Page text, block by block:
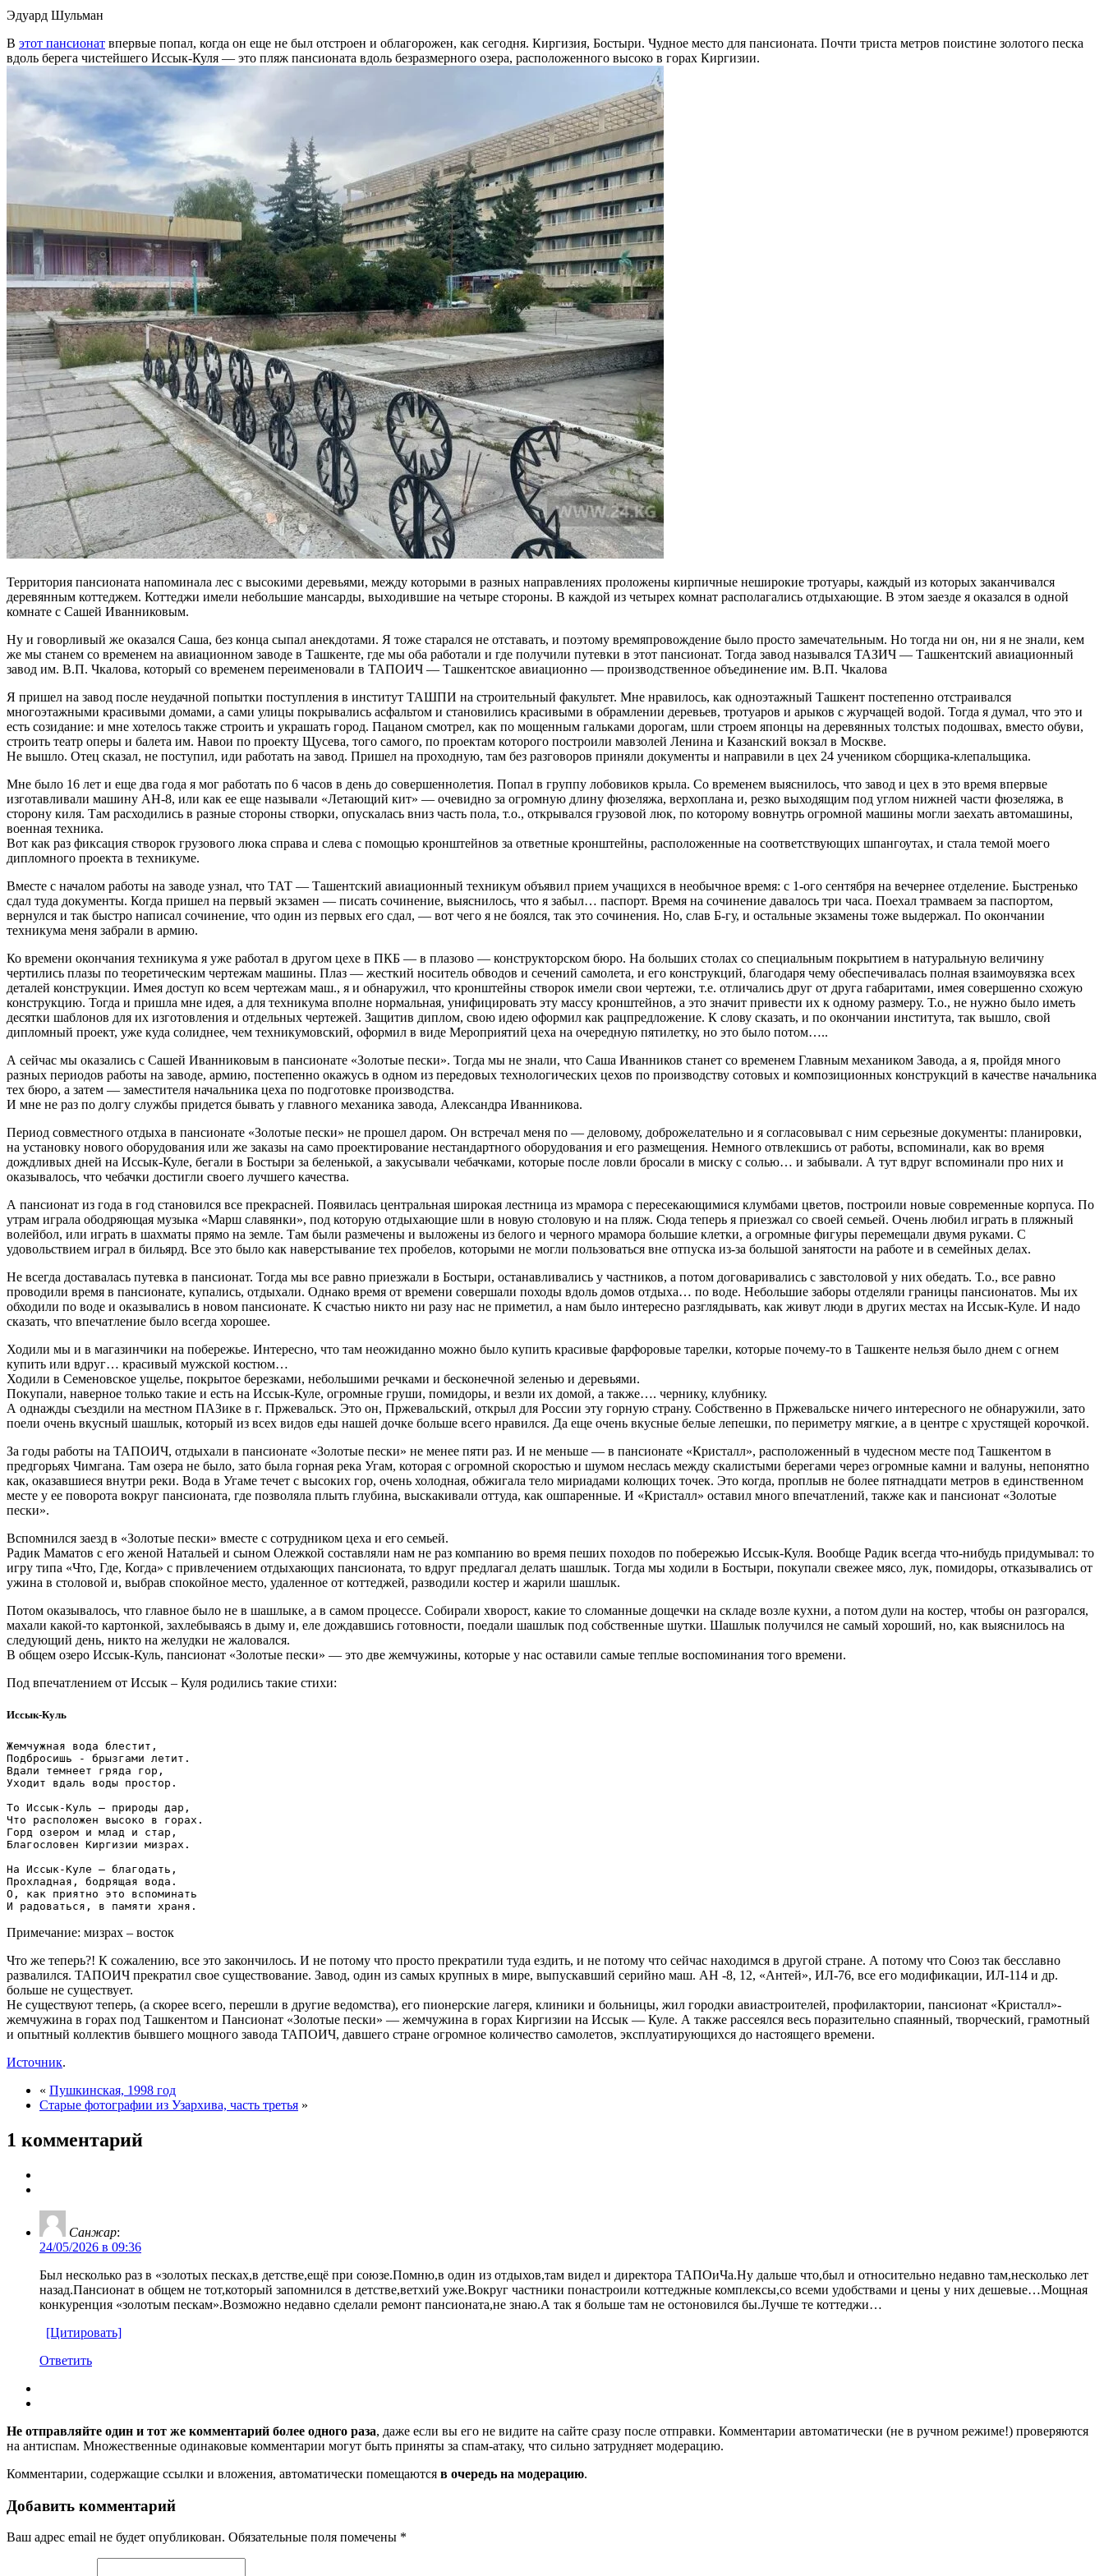
Эдуард Шульман
В этот пансионат впервые попал, когда он еще не был отстроен и облагорожен, как сегодня. Киргизия, Бостыри. Чудное место для пансионата. Почти триста метров поистине золотого песка
вдоль берега чистейшего Иссык-Куля — это пляж пансионата вдоль безразмерного озера, расположенного высоко в горах Киргизии.
Территория пансионата напоминала лес с высокими деревьями, между которыми в разных направлениях проложены кирпичные неширокие тротуары, каждый из которых заканчивался
деревянным коттеджем. Коттеджи имели небольшие мансарды, выходившие на четыре стороны. В каждой из четырех комнат располагались отдыхающие. В этом заезде я оказался в одной
комнате с Сашей Иванниковым.
Ну и говорливый же оказался Саша, без конца сыпал анекдотами. Я тоже старался не отставать, и поэтому времяпровождение было просто замечательным. Но тогда ни он, ни я не знали, кем
же мы станем со временем на авиационном заводе в Ташкенте, где мы оба работали и где получили путевки в этот пансионат. Тогда завод назывался ТАЗИЧ — Ташкентский авиационный
завод им. В.П. Чкалова, который со временем переименовали в ТАПОИЧ — Ташкентское авиационно — производственное объединение им. В.П. Чкалова
Я пришел на завод после неудачной попытки поступления в институт ТАШПИ на строительный факультет. Мне нравилось, как одноэтажный Ташкент постепенно отстраивался
многоэтажными красивыми домами, а сами улицы покрывались асфальтом и становились красивыми в обрамлении деревьев, тротуаров и арыков с журчащей водой. Тогда я думал, что это и
есть созидание: и мне хотелось также строить и украшать город. Пацаном смотрел, как по мощенным гальками дорогам, шли строем японцы на деревянных толстых подошвах, вместо обуви,
строить театр оперы и балета им. Навои по проекту Щусева, того самого, по проектам которого построили мавзолей Ленина и Казанский вокзал в Москве.
Не вышло. Отец сказал, не поступил, иди работать на завод. Пришел на проходную, там без разговоров приняли документы и направили в цех 24 учеником сборщика-клепальщика.
Мне было 16 лет и еще два года я мог работать по 6 часов в день до совершеннолетия. Попал в группу лобовиков крыла. Со временем выяснилось, что завод и цех в это время впервые
изготавливали машину АН-8, или как ее еще называли «Летающий кит» — очевидно за огромную длину фюзеляжа, верхоплана и, резко выходящим под углом нижней части фюзеляжа, в
сторону киля. Там расходились в разные стороны створки, опускалась вниз часть пола, т.о., открывался грузовой люк, по которому вовнутрь огромной машины могли заехать автомашины,
военная техника.
Вот как раз фиксация створок грузового люка справа и слева с помощью кронштейнов за ответные кронштейны, расположенные на соответствующих шпангоутах, и стала темой моего
дипломного проекта в техникуме.
Вместе с началом работы на заводе узнал, что ТАТ — Ташентский авиационный техникум объявил прием учащихся в необычное время: с 1-ого сентября на вечернее отделение. Быстренько
сдал туда документы. Когда пришел на первый экзамен — писать сочинение, выяснилось, что я забыл… паспорт. Время на сочинение давалось три часа. Поехал трамваем за паспортом,
вернулся и так быстро написал сочинение, что один из первых его сдал, — вот чего я не боялся, так это сочинения. Но, слав Б-гу, и остальные экзамены тоже выдержал. По окончании
техникума меня забрали в армию.
Ко времени окончания техникума я уже работал в другом цехе в ПКБ — в плазово — конструкторском бюро. На больших столах со специальным покрытием в натуральную величину
чертились плазы по теоретическим чертежам машины. Плаз — жесткий носитель обводов и сечений самолета, и его конструкций, благодаря чему обеспечивалась полная взаимоувязка всех
деталей конструкции. Имея доступ ко всем чертежам маш., я и обнаружил, что кронштейны створок имели свои чертежи, т.е. отличались друг от друга габаритами, имея совершенно схожую
конструкцию. Тогда и пришла мне идея, а для техникума вполне нормальная, унифицировать эту массу кронштейнов, а это значит привести их к одному размеру. Т.о., не нужно было иметь
десятки шаблонов для их изготовления и отдельных чертежей. Защитив диплом, свою идею оформил как рацпредложение. К слову сказать, и по окончании института, так вышло, свой
дипломный проект, уже куда солиднее, чем техникумовский, оформил в виде Мероприятий цеха на очередную пятилетку, но это было потом…..
А сейчас мы оказались с Сашей Иванниковым в пансионате «Золотые пески». Тогда мы не знали, что Саша Иванников станет со временем Главным механиком Завода, а я, пройдя много
разных периодов работы на заводе, армию, постепенно окажусь в одном из передовых технологических цехов по производству сотовых и композиционных конструкций в качестве начальника
тех бюро, а затем — заместителя начальника цеха по подготовке производства.
И мне не раз по долгу службы придется бывать у главного механика завода, Александра Иванникова.
Период совместного отдыха в пансионате «Золотые пески» не прошел даром. Он встречал меня по — деловому, доброжелательно и я согласовывал с ним серьезные документы: планировки,
на установку нового оборудования или же заказы на само проектирование нестандартного оборудования и его размещения. Немного отвлекшись от работы, вспоминали, как во время
дождливых дней на Иссык-Куле, бегали в Бостыри за беленькой, а закусывали чебачками, которые после ловли бросали в миску с солью… и забывали. А тут вдруг вспоминали про них и
оказывалось, что чебачки достигли своего лучшего качества.
А пансионат из года в год становился все прекрасней. Появилась центральная широкая лестница из мрамора с пересекающимися клумбами цветов, построили новые современные корпуса. По
утрам играла ободряющая музыка «Марш славянки», под которую отдыхающие шли в новую столовую и на пляж. Сюда теперь я приезжал со своей семьей. Очень любил играть в пляжный
волейбол, или играть в шахматы прямо на земле. Там были размечены и выложены из белого и черного мрамора большие клетки, а огромные фигуры перемещали двумя руками. С
удовольствием играл в бильярд. Все это было как наверстывание тех пробелов, которыми не могли пользоваться вне отпуска из-за большой занятости на работе и в семейных делах.
Не всегда доставалась путевка в пансионат. Тогда мы все равно приезжали в Бостыри, останавливались у частников, а потом договаривались с завстоловой у них обедать. Т.о., все равно
проводили время в пансионате, купались, отдыхали. Однако время от времени совершали походы вдоль домов отдыха… по воде. Небольшие заборы отделяли границы пансионатов. Мы их
обходили по воде и оказывались в новом пансионате. К счастью никто ни разу нас не приметил, а нам было интересно разглядывать, как живут люди в других местах на Иссык-Куле. И надо
сказать, что впечатление было всегда хорошее.
Ходили мы и в магазинчики на побережье. Интересно, что там неожиданно можно было купить красивые фарфоровые тарелки, которые почему-то в Ташкенте нельзя было днем с огнем
купить или вдруг… красивый мужской костюм…
Ходили в Семеновское ущелье, покрытое березками, небольшими речками и бесконечной зеленью и деревьями.
Покупали, наверное только такие и есть на Иссык-Куле, огромные груши, помидоры, и везли их домой, а также…. чернику, клубнику.
А однажды съездили на местном ПАЗике в г. Пржевальск. Это он, Пржевальский, открыл для России эту горную страну. Собственно в Пржевальске ничего интересного не обнаружили, зато
поели очень вкусный шашлык, который из всех видов еды нашей дочке больше всего нравился. Да еще очень вкусные белые лепешки, по периметру мягкие, а в центре с хрустящей корочкой.
За годы работы на ТАПОИЧ, отдыхали в пансионате «Золотые пески» не менее пяти раз. И не меньше — в пансионате «Кристалл», расположенный в чудесном месте под Ташкентом в
предгорьях Чимгана. Там озера не было, зато была горная река Угам, которая с огромной скоростью и шумом неслась между скалистыми берегами через огромные камни и валуны, непонятно
как, оказавшиеся внутри реки. Вода в Угаме течет с высоких гор, очень холодная, обжигала тело мириадами колющих точек. Это когда, проплыв не более пятнадцати метров в единственном
месте у ее поворота вокруг пансионата, где позволяла плыть глубина, выскакивали оттуда, как ошпаренные. И «Кристалл» оставил много впечатлений, также как и пансионат «Золотые
пески».
Вспомнился заезд в «Золотые пески» вместе с сотрудником цеха и его семьей.
Радик Маматов с его женой Натальей и сыном Олежкой составляли нам не раз компанию во время пеших походов по побережью Иссык-Куля. Вообще Радик всегда что-нибудь придумывал: то
игру типа «Что, Где, Когда» с привлечением отдыхающих пансионата, то вдруг предлагал делать шашлык. Тогда мы ходили в Бостыри, покупали свежее мясо, лук, помидоры, отказывались от
ужина в столовой и, выбрав спокойное место, удаленное от коттеджей, разводили костер и жарили шашлык.
Потом оказывалось, что главное было не в шашлыке, а в самом процессе. Собирали хворост, какие то сломанные дощечки на складе возле кухни, а потом дули на костер, чтобы он разгорался,
махали какой-то картонкой, захлебываясь в дыму и, еле дождавшись готовности, поедали шашлык под собственные шутки. Шашлык получился не самый хороший, но, как выяснилось на
следующий день, никто на желудки не жаловался.
В общем озеро Иссык-Куль, пансионат «Золотые пески» — это две жемчужины, которые у нас оставили самые теплые воспоминания того времени.
Под впечатлением от Иссык – Куля родились такие стихи:
Иссык-Куль
Жемчужная вода блестит,
Подбросишь - брызгами летит.
Вдали темнеет гряда гор,
Уходит вдаль воды простор.
То Иссык-Куль – природы дар,
Что расположен высоко в горах.
Горд озером и млад и стар,
Благословен Киргизии мизрах.
На Иссык-Куле – благодать,
Прохладная, бодрящая вода.
О, как приятно это вспоминать
Примечание: мизрах – восток
Что же теперь?! К сожалению, все это закончилось. И не потому что просто прекратили туда ездить, и не потому что сейчас находимся в другой стране. А потому что Союз так бесславно
развалился. ТАПОИЧ прекратил свое существование. Завод, один из самых крупных в мире, выпускавший серийно маш. АН -8, 12, «Антей», ИЛ-76, все его модификации, ИЛ-114 и др.
больше не существует.
Не существуют теперь, (а скорее всего, перешли в другие ведомства), его пионерские лагеря, клиники и больницы, жил городки авиастроителей, профилактории, пансионат «Кристалл»-
жемчужина в горах под Ташкентом и Пансионат «Золотые пески» — жемчужина в горах Киргизии на Иссык — Куле. А также рассеялся весь поразительно спаянный, творческий, грамотный
и опытный коллектив бывшего мощного завода ТАПОИЧ, давшего стране огромное количество самолетов, эксплуатирующихся до настоящего времени.
Источник.
« Пушкинская, 1998 год
Старые фотографии из Узархива, часть третья »
1 комментарий
Санжар:
24/05/2026 в 09:36
Был несколько раз в «золотых песках,в детстве,ещё при союзе.Помню,в один из отдыхов,там видел и директора ТАПОиЧа.Ну дальше что,был и относительно недавно там,несколько лет
назад.Пансионат в общем не тот,который запомнился в детстве,ветхий уже.Вокруг частники понастроили коттеджные комплексы,со всеми удобствами и цены у них дешевые…Мощная
конкуренция «золотым пескам».Возможно недавно сделали ремонт пансионата,не знаю.А так я больше там не остоновился бы.Лучше те коттеджи…
[Цитировать]
Ответить
Не отправляйте один и тот же комментарий более одного раза, даже если вы его не видите на сайте сразу после отправки. Комментарии автоматически (не в ручном режиме!) проверяются
на антиспам. Множественные одинаковые комментарии могут быть приняты за спам-атаку, что сильно затрудняет модерацию.
Комментарии, содержащие ссылки и вложения, автоматически помещаются в очередь на модерацию.
Добавить комментарий
Ваш адрес email не будет опубликован. Обязательные поля помечены *